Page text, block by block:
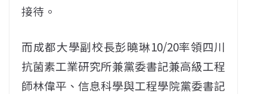
接待。
而成都大學副校長彭曉琳10/20率領四川
抗菌素工業研究所兼黨委書記兼高級工程
師林偉平、信息科學與工程學院黨委書記